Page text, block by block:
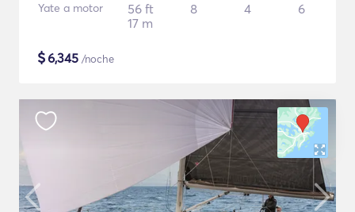
Yate a motor
56 ft
17 m
8 4 6
$6,345 /noche